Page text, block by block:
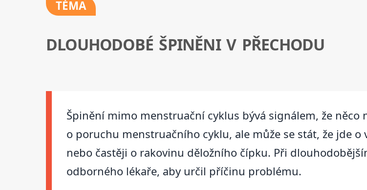
TÉMA
DLOUHODOBÉ ŠPINĚNI V PŘECHODU
Špinění mimo menstruační cyklus bývá signálem, že něco
o poruchu menstruačního cyklu, ale může se stát, že jde
nebo častěji o rakovinu děložního čípku. Při
odborného lékaře, aby určil příčinu problému.